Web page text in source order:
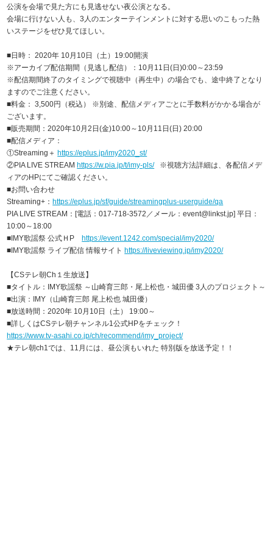
公演を会場で見た方にも見逃せない夜公演となる。
会場に行けない人も、3人のエンターテインメントに対する思いのこもった熱
いステージをぜひ見てほしい。
■日時： 2020年 10月10日（土）19:00開演
※アーカイブ配信期間（見逃し配信）：10月11日(日)0:00～23:59
※配信期間終了のタイミングで視聴中（再生中）の場合でも、途中終了となり
ますのでご注意ください。
■料金： 3,500円（税込） ※別途、配信メディアごとに手数料がかかる場合が
ございます。
■販売期間：2020年10月2日(金)10:00～10月11日(日) 20:00
■配信メディア：
①Streaming＋https://eplus.jp/imy2020_st/
②PIA LIVE STREAMhttps://w.pia.jp/t/imy-pls/※視聴方法詳細は、各配信メデ
ィアのHPにてご確認ください。
■お問い合わせ
Streaming+：https://eplus.jp/sf/guide/streamingplus-userguide/qa
PIA LIVE STREAM：[電話：017-718-3572／メール：event@linkst.jp] 平日：
10:00～18:00
■IMY歌謡祭 公式ＨPhttps://event.1242.com/special/imy2020/
■IMY歌謡祭 ライブ配信 情報サイトhttps://liveviewing.jp/imy2020/
【CSテレ朝Ch１生放送】
■タイトル：IMY歌謡祭 ～山崎育三郎・尾上松也・城田優 3人のプロジェクト～
■出演：IMY（山崎育三郎 尾上松也 城田優）
■放送時間：2020年 10月10日（土） 19:00～
■詳しくはCSテレ朝チャンネル1公式HPをチェック！
https://www.tv-asahi.co.jp/ch/recommend/imy_project/
★テレ朝ch1では、11月には、昼公演もいれた 特別版を放送予定！！